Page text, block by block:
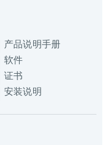
产品说明手册
软件
证书
安装说明